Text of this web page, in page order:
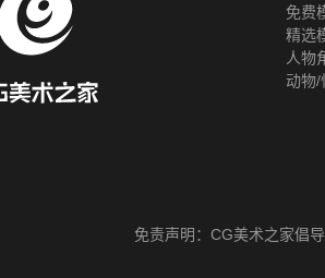
免费
精选
人物
动物/
免责声明： CG美术之家倡